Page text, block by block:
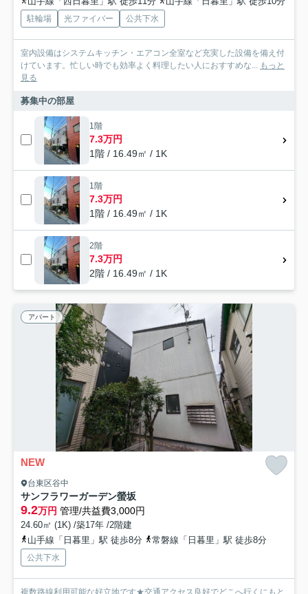
駐輪場 光ファイバー 公共下水
室内設備はシステムキッチン・エアコン全室など充実した設備を備え付
けています。忙しい時でも効率よく料理したい人におすすめな... もっと
見る
募集中の部屋
1階
7.3万円
1階 / 16.49㎡ / 1K
1階
7.3万円
1階 / 16.49㎡ / 1K
2階
7.3万円
2階 / 16.49㎡ / 1K
アパート
NEW
台東区谷中
サンフラワーガーデン螢坂
9.2万円 管理/共益費3,000円
24.60㎡ (1K) /築17年 /2階建
山手線「日暮里」駅 徒歩8分
常磐線「日暮里」駅 徒歩8分
公共下水
複数路線利用可能な好立地です★交通アクセス良好でどこへ行くにもと